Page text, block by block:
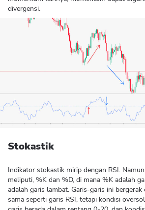
divergensi.
Stokastik
Indikator stokastik mirip dengan RSI.
meliputi, %K dan %D, di mana %K adalah
adalah garis lambat. Garis-garis ini
sama seperti garis RSI, tetapi kondisi